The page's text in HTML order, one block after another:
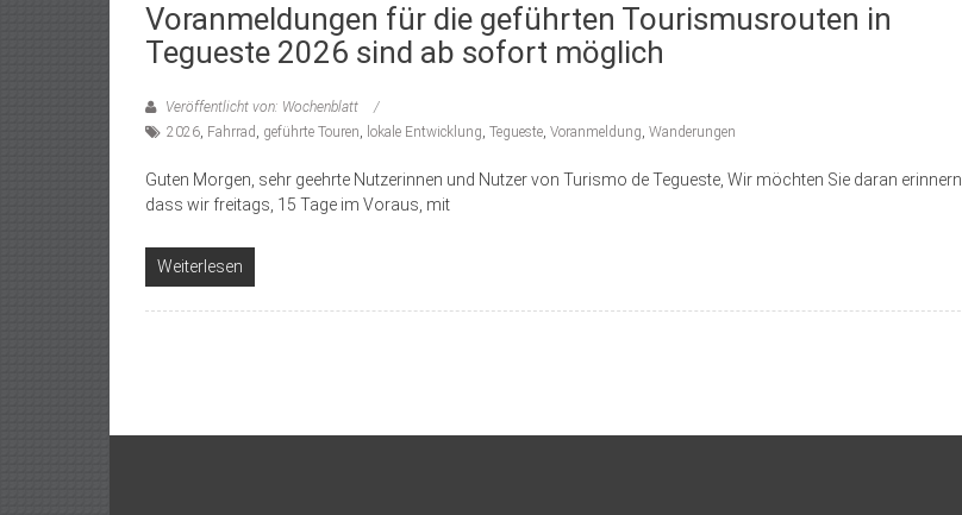
Voranmeldungen für die geführten Tourismusrouten in
Tegueste 2026 sind ab sofort möglich
Veröffentlicht von: Wochenblatt
2026, Fahrrad , geführte Touren, lokale Entwicklung, Tegueste, Voranmeldung, Wanderungen
Guten Morgen, sehr geehrte Nutzerinnen und Nutzer von Turismo de Tegueste, Wir möchten Sie daran erinnern,
dass wir freitags, 15 Tage im Voraus, mit
Weiterlesen